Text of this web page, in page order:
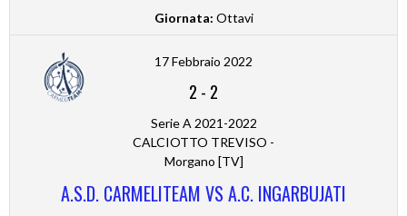
Giornata: Ottavi
17 Febbraio 2022
2 - 2
Serie A 2021-2022
CALCIOTTO TREVISO -
Morgano [TV]
A.S.D. CARMELITEAM VS A.C. INGARBUJATI